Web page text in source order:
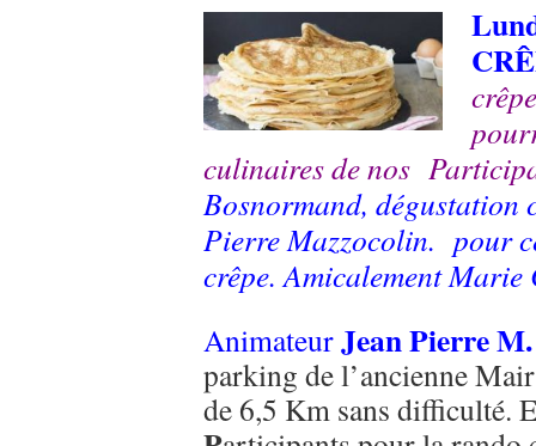
culinaires de nos
Bosnormand, dégustation
Pierre Mazzocolin. pour
crêpe. Amicalement Marie
AnimateurJean Pierre M.
parking de l’ancienne
de 6,5 Km sans difficulté.